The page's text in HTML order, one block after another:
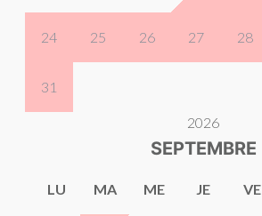
24 25 26 27 28
31
2026
SEPTEMBRE
LU MA ME JE VE